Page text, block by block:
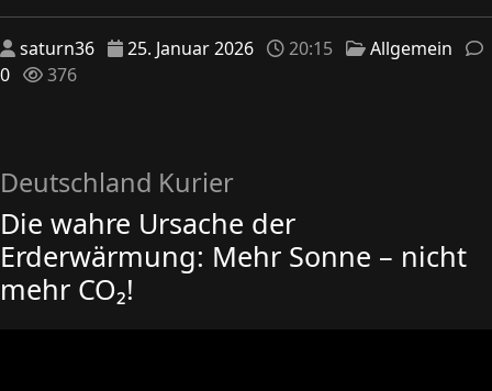
saturn36 25. Januar 2026 20:15
Allgemein
0
376
Deutschland Kurier
Die wahre Ursache der
Erderwärmung: Mehr Sonne – nicht
mehr CO₂!